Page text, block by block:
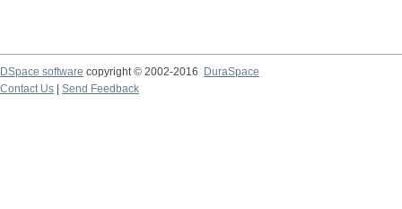
DSpace software copyright © 2002-2016
DuraSpace
Contact Us
Send Feedback